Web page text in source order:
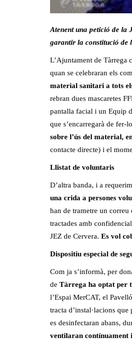
Atenent una petició de la
garantir la constitució de
L’Ajuntament de Tàrrega
quan se celebraran els
material sanitari a tots
rebran dues mascaretes
pantalla facial i un Equip
que s’encarregarà de fer-
sobre l’ús del material,
contacte directe) i el
Llistat de voluntaris
D’altra banda, i a
una crida a persones
han de trametre un correu
tractades amb
JEZ de Cervera. Es vol
Dispositiu especial de
Com ja s’informà, per
de Tàrrega ha optat per
l’Espai MerCAT, el
tracta d’instal·lacions
es desinfectaran abans,
ventilaran contínuament